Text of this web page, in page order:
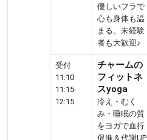
優しいフラで
心も身体も温
まる。未経験
者も大歓迎♪
受付
11:10
11:15-
12:15
チャームの
フィットネ
スyoga
冷え・むく
み・睡眠の質
をヨガで血行
促進＆代謝UP